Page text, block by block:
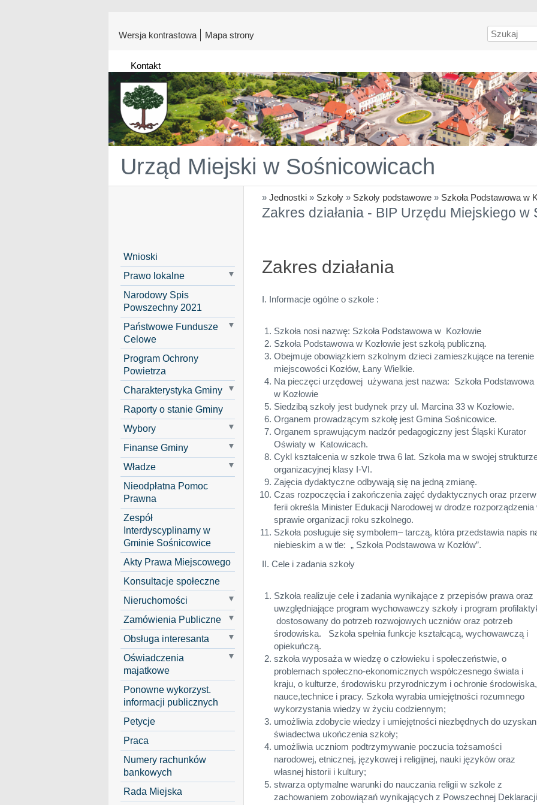
Wersja kontrastowa Mapa strony Szukaj
Kontakt
Urząd Miejski w Sośnicowicach
» Jednostki » Szkoły » Szkoły podstawowe » Szkoła Podstawowa w
Zakres działania - BIP Urzędu Miejskiego w
Wnioski
Prawo lokalne
Narodowy Spis
Powszechny 2021
Państwowe Fundusze
Celowe
Program Ochrony
Powietrza
Charakterystyka Gminy
Raporty o stanie Gminy
Wybory
Finanse Gminy
Władze
Nieodpłatna Pomoc
Prawna
Zespół
Interdyscyplinarny w
Gminie Sośnicowice
Akty Prawa Miejscowego
Konsultacje społeczne
Nieruchomości
Zamówienia Publiczne
Obsługa interesanta
Oświadczenia
majatkowe
Ponowne wykorzyst.
informacji publicznych
Petycje
Praca
Numery rachunków
bankowych
Rada Miejska
Zakres działania
I. Informacje ogólne o szkole :
Szkoła nosi nazwę: Szkoła Podstawowa w Kozłowie
Szkoła Podstawowa w Kozłowie jest szkołą publiczną.
Obejmuje obowiązkiem szkolnym dzieci zamieszkujące na terenie
miejscowości Kozłów, Łany Wielkie.
Na pieczęci urzędowej używana jest nazwa: Szkoła Podstawowa
w Kozłowie
Siedzibą szkoły jest budynek przy ul. Marcina 33 w Kozłowie.
Organem prowadzącym szkołę jest Gmina Sośnicowice.
Organem sprawującym nadzór pedagogiczny jest Śląski Kurator
Oświaty w Katowicach.
Cykl kształcenia w szkole trwa 6 lat. Szkoła ma w swojej
organizacyjnej klasy I-VI.
Zajęcia dydaktyczne odbywają się na jedną zmianę.
Czas rozpoczęcia i zakończenia zajęć dydaktycznych oraz
ferii określa Minister Edukacji Narodowej w drodze rozporządzenia
sprawie organizacji roku szkolnego.
Szkoła posługuje się symbolem– tarczą, która przedstawia napis
niebieskim a w tle: „ Szkoła Podstawowa w Kozłów”.
II. Cele i zadania szkoły
Szkoła realizuje cele i zadania wynikające z przepisów prawa oraz
uwzględniające program wychowawczy szkoły i program
dostosowany do potrzeb rozwojowych uczniów oraz potrzeb
środowiska. Szkoła spełnia funkcje kształcącą, wychowawczą i
opiekuńczą.
szkoła wyposaża w wiedzę o człowieku i społeczeństwie, o
problemach społeczno-ekonomicznych współczesnego świata i
kraju, o kulturze, środowisku przyrodniczym i ochronie środowiska,
nauce,technice i pracy. Szkoła wyrabia umiejętności rozumnego
wykorzystania wiedzy w życiu codziennym;
umożliwia zdobycie wiedzy i umiejętności niezbędnych do
świadectwa ukończenia szkoły;
umożliwia uczniom podtrzymywanie poczucia tożsamości
narodowej, etnicznej, językowej i religijnej, nauki języków oraz
własnej historii i kultury;
stwarza optymalne warunki do nauczania religii w szkole z
zachowaniem zobowiązań wynikających z Powszechnej Deklaracji